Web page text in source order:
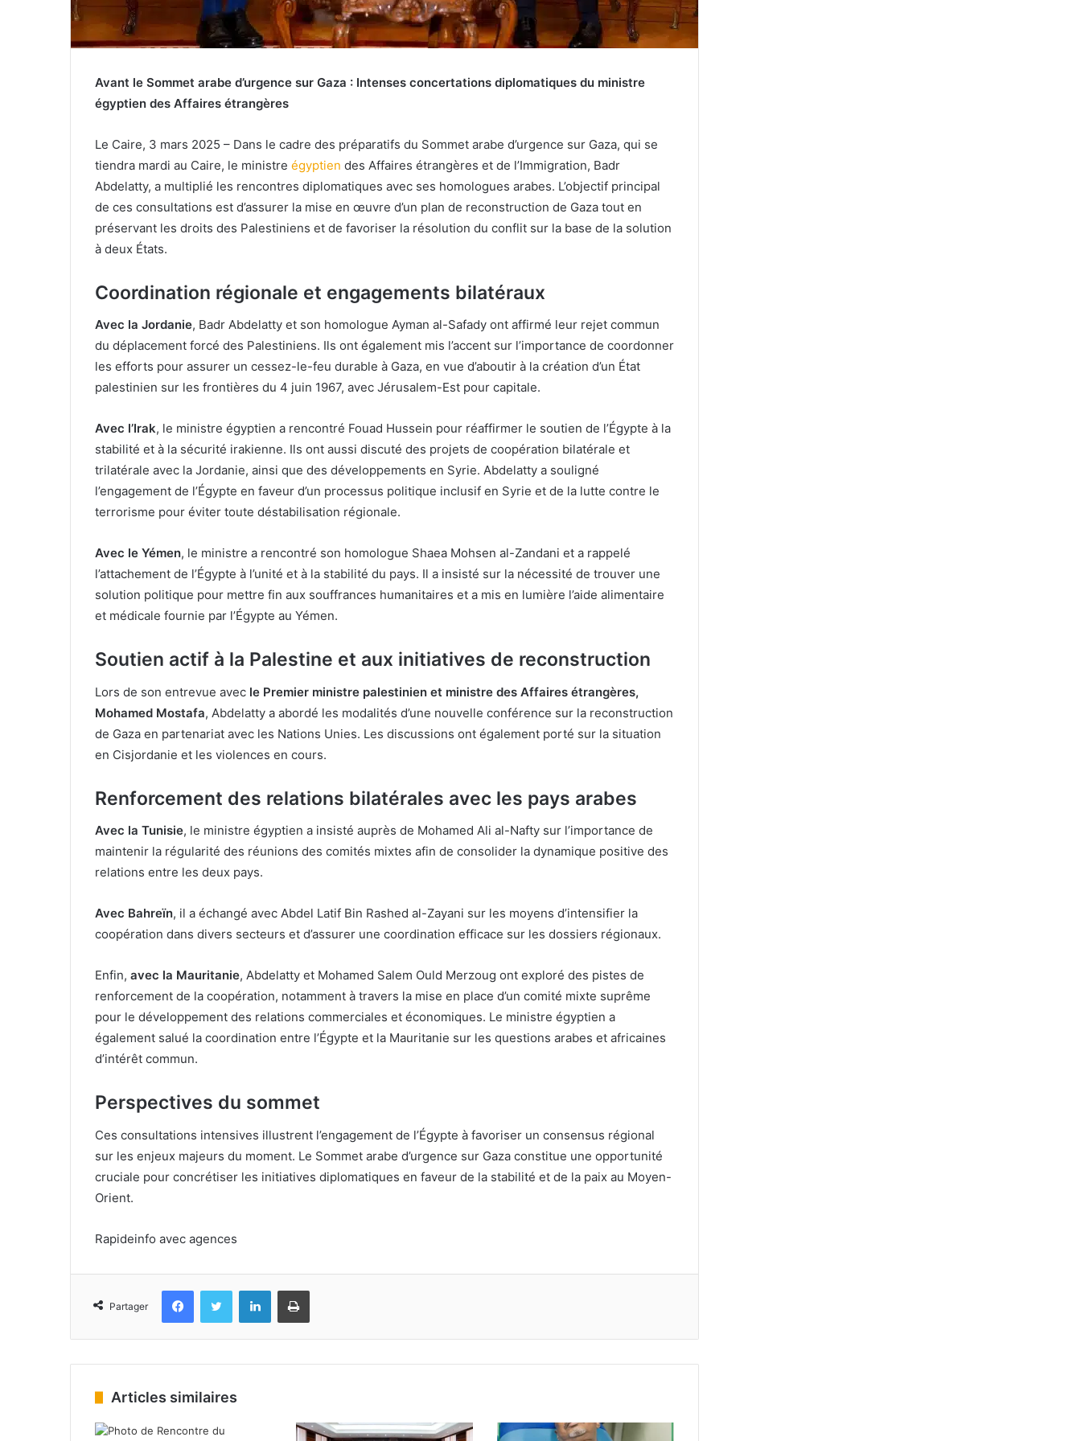
Avant le Sommet arabe d’urgence sur Gaza : Intenses concertations diplomatiques du ministre
égyptien des Affaires étrangères
Le Caire, 3 mars 2025 – Dans le cadre des préparatifs du Sommet arabe d’urgence sur Gaza, qui se
tiendra mardi au Caire, le ministre égyptien des Affaires étrangères et de l’Immigration, Badr
Abdelatty, a multiplié les rencontres diplomatiques avec ses homologues arabes. L’objectif principal
de ces consultations est d’assurer la mise en œuvre d’un plan de reconstruction de Gaza tout en
préservant les droits des Palestiniens et de favoriser la résolution du conflit sur la base de la solution
à deux États.
Coordination régionale et engagements bilatéraux
Avec la Jordanie, Badr Abdelatty et son homologue Ayman al-Safady ont affirmé leur rejet commun
du déplacement forcé des Palestiniens. Ils ont également mis l’accent sur l’importance de coordonner
les efforts pour assurer un cessez-le-feu durable à Gaza, en vue d’aboutir à la création d’un État
palestinien sur les frontières du 4 juin 1967, avec Jérusalem-Est pour capitale.
Avec l’Irak, le ministre égyptien a rencontré Fouad Hussein pour réaffirmer le soutien de l’Égypte à la
stabilité et à la sécurité irakienne. Ils ont aussi discuté des projets de coopération bilatérale et
trilatérale avec la Jordanie, ainsi que des développements en Syrie. Abdelatty a souligné
l’engagement de l’Égypte en faveur d’un processus politique inclusif en Syrie et de la lutte contre le
terrorisme pour éviter toute déstabilisation régionale.
Avec le Yémen, le ministre a rencontré son homologue Shaea Mohsen al-Zandani et a rappelé
l’attachement de l’Égypte à l’unité et à la stabilité du pays. Il a insisté sur la nécessité de trouver une
solution politique pour mettre fin aux souffrances humanitaires et a mis en lumière l’aide alimentaire
et médicale fournie par l’Égypte au Yémen.
Soutien actif à la Palestine et aux initiatives de reconstruction
Lors de son entrevue avec le Premier ministre palestinien et ministre des Affaires étrangères,
Mohamed Mostafa, Abdelatty a abordé les modalités d’une nouvelle conférence sur la reconstruction
de Gaza en partenariat avec les Nations Unies. Les discussions ont également porté sur la situation
en Cisjordanie et les violences en cours.
Renforcement des relations bilatérales avec les pays arabes
Avec la Tunisie, le ministre égyptien a insisté auprès de Mohamed Ali al-Nafty sur l’importance de
maintenir la régularité des réunions des comités mixtes afin de consolider la dynamique positive des
relations entre les deux pays.
Avec Bahreïn, il a échangé avec Abdel Latif Bin Rashed al-Zayani sur les moyens d’intensifier la
coopération dans divers secteurs et d’assurer une coordination efficace sur les dossiers régionaux.
Enfin, avec la Mauritanie, Abdelatty et Mohamed Salem Ould Merzoug ont exploré des pistes de
renforcement de la coopération, notamment à travers la mise en place d’un comité mixte suprême
pour le développement des relations commerciales et économiques. Le ministre égyptien a
également salué la coordination entre l’Égypte et la Mauritanie sur les questions arabes et africaines
d’intérêt commun.
Perspectives du sommet
Ces consultations intensives illustrent l’engagement de l’Égypte à favoriser un consensus régional
sur les enjeux majeurs du moment. Le Sommet arabe d’urgence sur Gaza constitue une opportunité
cruciale pour concrétiser les initiatives diplomatiques en faveur de la stabilité et de la paix au Moyen-
Orient.
Rapideinfo avec agences
Partager
FacebookTwitter LinkedinImprimer
Articles similaires